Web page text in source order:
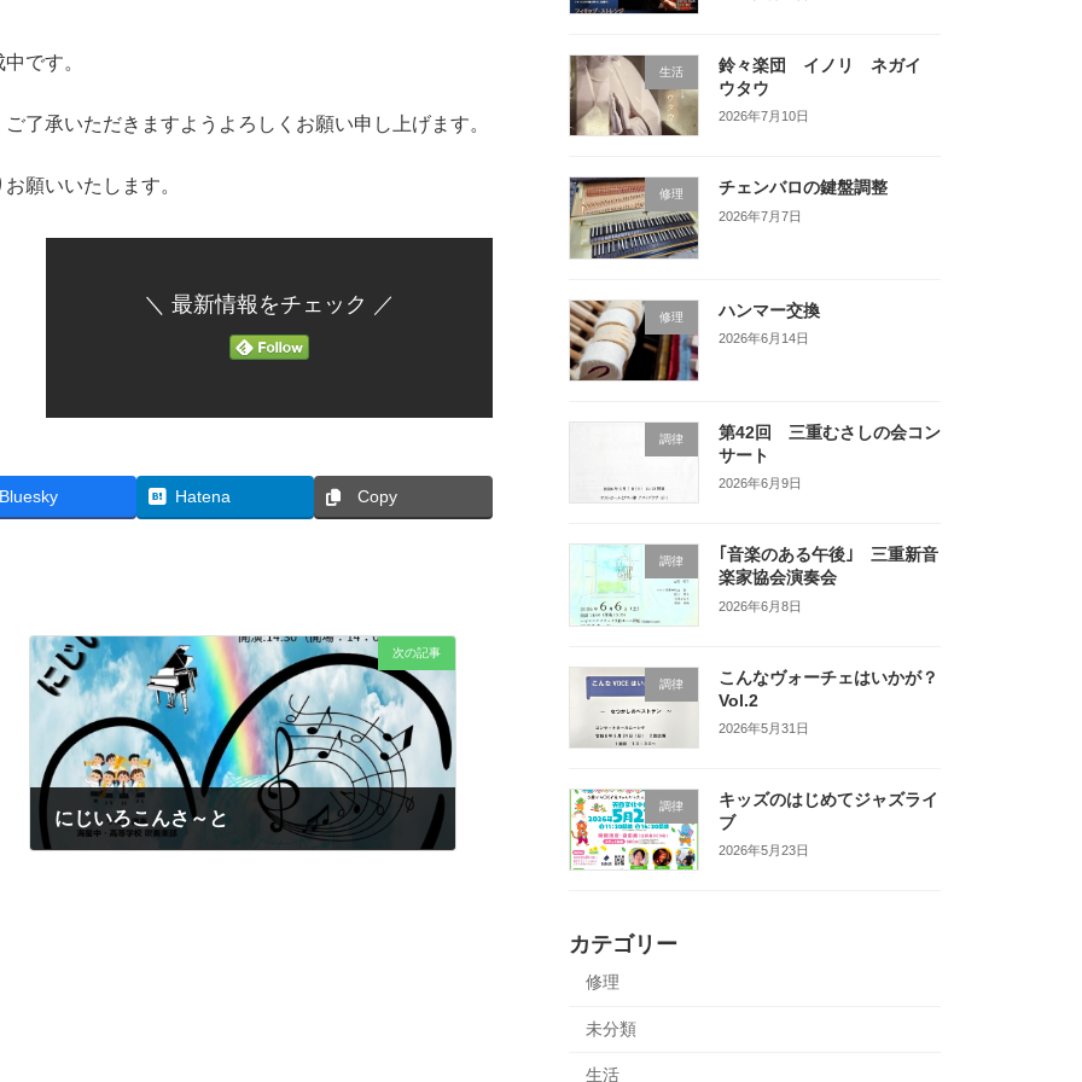
です。
了承いただきますようよろしくお願い申し上げます。
願いいたします。
＼ 最新情報をチェック ／
Bluesky Hatena Copy
次の記事
にじいろこんさ～と
生活
鈴々楽団 イノリ ネガイ
ウタウ
2026年7月10日
修理 チェンバロの鍵盤調整
2026年7月7日
修理 ハンマー交換
2026年6月14日
調律
第42回 三重むさしの会コン
サート
2026年6月9日
調律
｢音楽のある午後｣ 三重新音
楽家協会演奏会
2026年6月8日
調律
こんなヴォーチェはいかが？
Vol.2
2026年5月31日
調律
キッズのはじめてジャズライ
ブ
2026年5月23日
カテゴリー
修理
未分類
生活